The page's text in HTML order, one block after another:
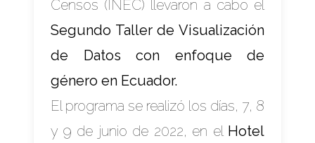
Censos (INEC) llevaron a cabo el
Segundo Taller de Visualización
de Datos con enfoque de
género en Ecuador.
El programa se realizó los días, 7, 8
y 9 de junio de 2022, en el Hotel